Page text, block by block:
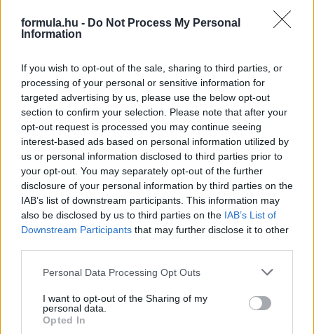
formula.hu - Do Not Process My Personal
Information
If you wish to opt-out of the sale, sharing to third parties, or
processing of your personal or sensitive information for
targeted advertising by us, please use the below opt-out
section to confirm your selection. Please note that after your
opt-out request is processed you may continue seeing
interest-based ads based on personal information utilized by
us or personal information disclosed to third parties prior to
your opt-out. You may separately opt-out of the further
disclosure of your personal information by third parties on the
IAB’s list of downstream participants. This information may
also be disclosed by us to third parties on the IAB’s List of
Downstream Participants that may further disclose it to other
Please note that this website/app uses one or more Google
not limited to your visit or usage behaviour. You may click to
grant or deny consent to Google and its third-party tags to
use your data for below specified purposes in below Google
Personal Data Processing Opt Outs
I want to opt-out of the Sharing of my
personal data.
Opted In
8 órája
„Jó látni, hogy közel az álom” – Camara az F1-es
pletykákról